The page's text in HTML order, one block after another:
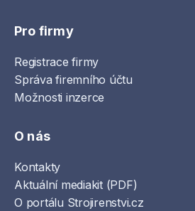
Pro firmy
Registrace firmy
Správa firemního účtu
Možnosti inzerce
O nás
Kontakty
Aktuální mediakit (PDF)
O portálu Strojirenstvi.cz